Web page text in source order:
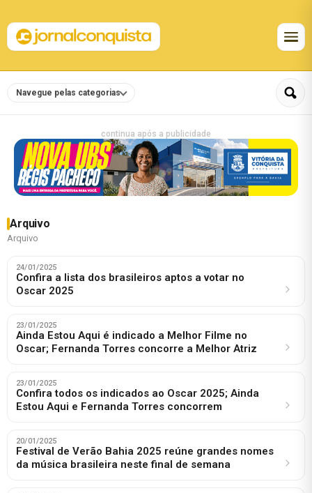
Navegue pelas categorias
continua após a publicidade
Arquivo
Arquivo
24/01/2025
Confira a lista dos brasileiros aptos a votar no
Oscar 2025
23/01/2025
Ainda Estou Aqui é indicado a Melhor Filme no
Oscar; Fernanda Torres concorre a Melhor Atriz
23/01/2025
Confira todos os indicados ao Oscar 2025; Ainda
Estou Aqui e Fernanda Torres concorrem
20/01/2025
Festival de Verão Bahia 2025 reúne grandes nomes
da música brasileira neste final de semana